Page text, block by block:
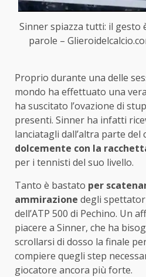
Sinner spiazza tutti: il gesto
parole –
Proprio durante una delle
mondo ha effettuato una
ha suscitato l’ovazione di
presenti. Sinner ha infatti
lanciatagli dall’altra parte del
dolcemente con la
per i tennisti del suo livello.
Tanto è bastato per
ammirazione degli
dell’ATP 500 di Pechino. Un
piacere a Sinner, che ha
scrollarsi di dosso la finale
compiere quegli step
giocatore ancora più forte.